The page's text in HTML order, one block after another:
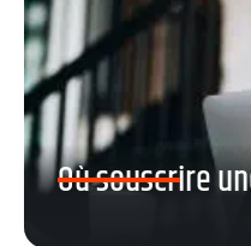
Où souscrire